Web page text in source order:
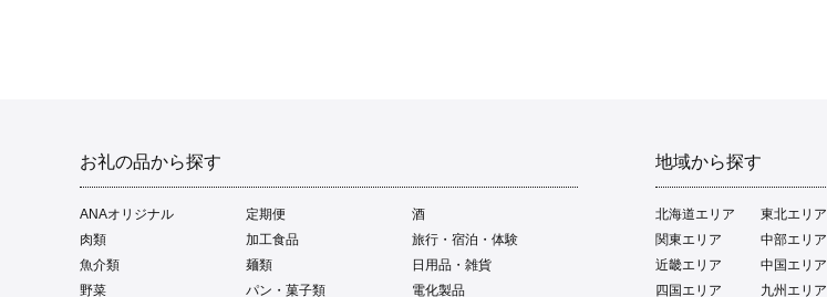
お礼の品から探す
ANAオリジナル 定期便
酒
肉類
加工食品
旅行・宿泊・体験
魚介類
麺類
日用品・雑貨
野菜
パン・菓子類 電化製品
地域から探す
北海道エリア
東北エリア
関東エリア
中部エリア
近畿エリア
中国エリア
四国エリア
九州エリア